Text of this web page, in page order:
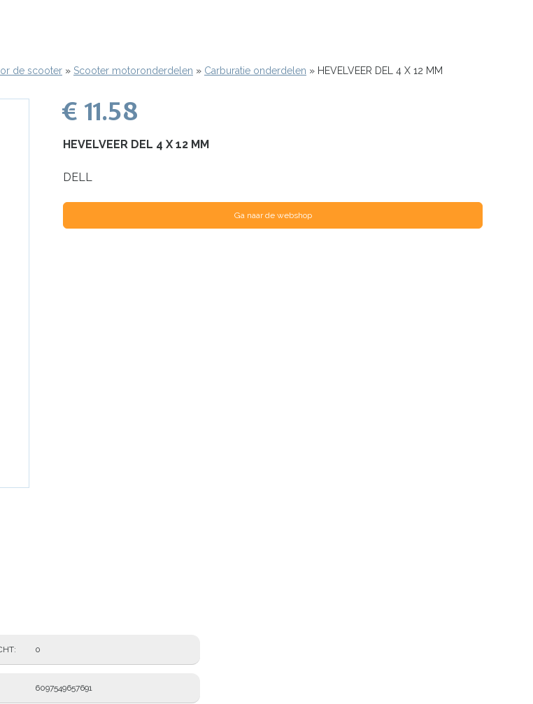
de scooter Scooter motoronderdelen Carburatie onderdelen HEVELVEER DEL 4 X 12 MM
€ 11.58
HEVELVEER DEL 4 X 12 MM
DELL
Ga naar de webshop
0
6097549657691